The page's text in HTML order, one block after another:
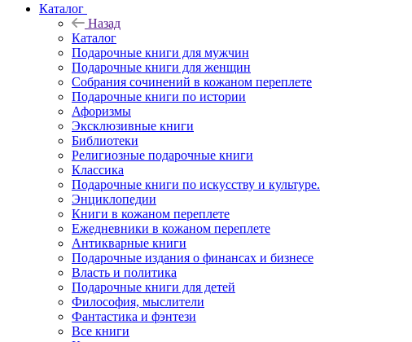
Каталог
Назад
Каталог
Подарочные книги для мужчин
Подарочные книги для женщин
Собрания сочинений в кожаном переплете
Подарочные книги по истории
Афоризмы
Эксклюзивные книги
Библиотеки
Религиозные подарочные книги
Классика
Подарочные книги по искусству и культуре.
Энциклопедии
Книги в кожаном переплете
Ежедневники в кожаном переплете
Антикварные книги
Подарочные издания о финансах и бизнесе
Власть и политика
Подарочные книги для детей
Философия, мыслители
Фантастика и фэнтези
Все книги